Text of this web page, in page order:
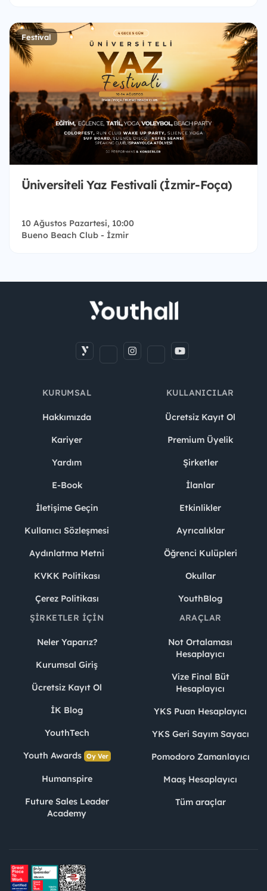
Festival
Üniversiteli Yaz Festivali (İzmir-Foça)
10 Ağustos Pazartesi, 10:00
Bueno Beach Club - İzmir
KURUMSAL
Hakkımızda
Kariyer
Yardım
E-Book
İletişime Geçin
Kullanıcı Sözleşmesi
Aydınlatma Metni
KVKK Politikası
Çerez Politikası
KULLANICILAR
Ücretsiz Kayıt Ol
Premium Üyelik
Şirketler
İlanlar
Etkinlikler
Ayrıcalıklar
Öğrenci Kulüpleri
Okullar
YouthBlog
ŞIRKETLER İÇIN
Neler Yaparız?
Kurumsal Giriş
Ücretsiz Kayıt Ol
İK Blog
YouthTech
Youth Awards Oy Ver
Humanspire
Future Sales Leader
Academy
ARAÇLAR
Not Ortalaması
Hesaplayıcı
Vize Final Büt
Hesaplayıcı
YKS Puan Hesaplayıcı
YKS Geri Sayım Sayacı
Pomodoro Zamanlayıcı
Maaş Hesaplayıcı
Tüm araçlar